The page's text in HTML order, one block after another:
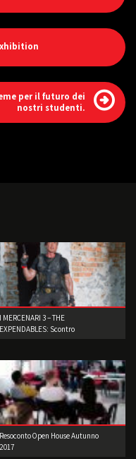
per il futuro dei
nostri studenti.
I MERCENARI 3 – THE
EXPENDABLES: Scontro
Resoconto Open House Autunno
2017